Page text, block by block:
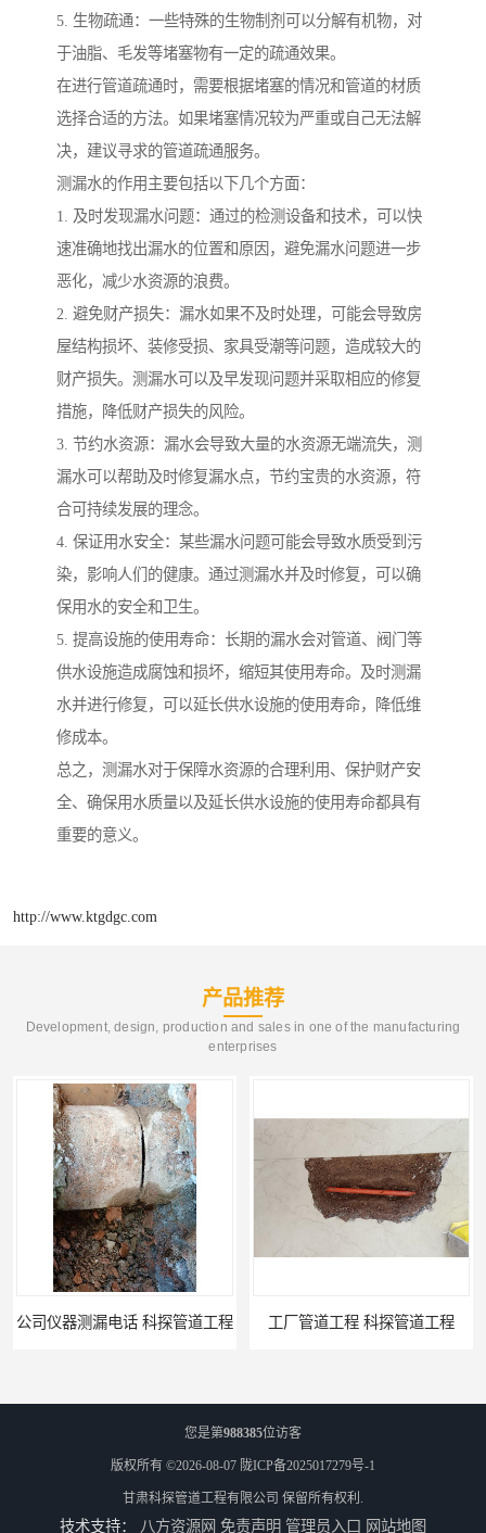
5. 生物疏通：一些特殊的生物制剂可以分解有机物，对
于油脂、毛发等堵塞物有一定的疏通效果。
在进行管道疏通时，需要根据堵塞的情况和管道的材质
选择合适的方法。如果堵塞情况较为严重或自己无法解
决，建议寻求的管道疏通服务。
测漏水的作用主要包括以下几个方面：
1. 及时发现漏水问题：通过的检测设备和技术，可以快
速准确地找出漏水的位置和原因，避免漏水问题进一步
恶化，减少水资源的浪费。
2. 避免财产损失：漏水如果不及时处理，可能会导致房
屋结构损坏、装修受损、家具受潮等问题，造成较大的
财产损失。测漏水可以及早发现问题并采取相应的修复
措施，降低财产损失的风险。
3. 节约水资源：漏水会导致大量的水资源无端流失，测
漏水可以帮助及时修复漏水点，节约宝贵的水资源，符
合可持续发展的理念。
4. 保证用水安全：某些漏水问题可能会导致水质受到污
染，影响人们的健康。通过测漏水并及时修复，可以确
保用水的安全和卫生。
5. 提高设施的使用寿命：长期的漏水会对管道、阀门等
供水设施造成腐蚀和损坏，缩短其使用寿命。及时测漏
水并进行修复，可以延长供水设施的使用寿命，降低维
修成本。
总之，测漏水对于保障水资源的合理利用、保护财产安
全、确保用水质量以及延长供水设施的使用寿命都具有
重要的意义。
http://www.ktgdgc.com
产品推荐
Development, design, production and sales in one of the manufacturing
enterprises
公司仪器测漏电话 科探管道工程 工厂管道工程 科探管道工程
您是第988385位访客
版权所有 ©2026-08-07 陇ICP备2025017279号-1
甘肃科探管道工程有限公司 保留所有权利.
技术支持： 八方资源网 免责声明 管理员入口 网站地图